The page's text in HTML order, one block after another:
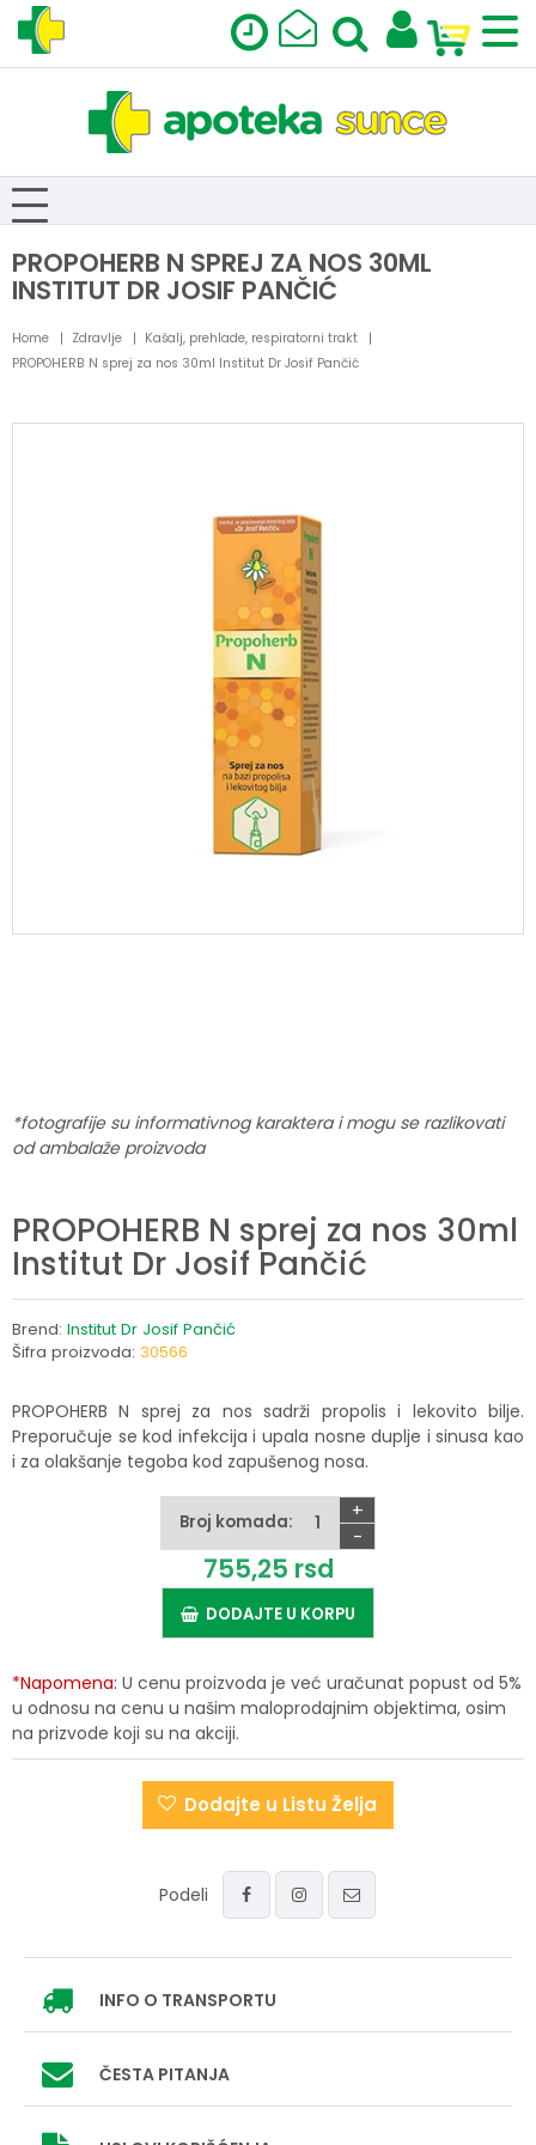
PROPOHERB N SPREJ ZA NOS 30ML
INSTITUT DR JOSIF PANČIĆ
Home Zdravlje
Kašalj, prehlade, respiratorni trakt
PROPOHERB N sprej za nos 30ml Institut Dr Josif Pančić
*fotografije su informativnog karaktera i mogu se razlikovati
od ambalaže proizvoda
PROPOHERB N sprej za nos 30ml
Institut Dr Josif Pančić
Brend: Institut Dr Josif Pančić
Šifra proizvoda: 30566
PROPOHERB N sprej za nos sadrži propolis i lekovito bilje.
Preporučuje se kod infekcija i upala nosne duplje i sinusa kao
i za olakšanje tegoba kod zapušenog nosa.
Broj komada:
+
-
755,25 rsd
DODAJTE U KORPU
*Napomena: U cenu proizvoda je već uračunat popust od 5%
u odnosu na cenu u našim maloprodajnim objektima, osim
na prizvode koji su na akciji.
Dodajte u Listu Želja
Podeli
INFO O TRANSPORTU
ČESTA PITANJA